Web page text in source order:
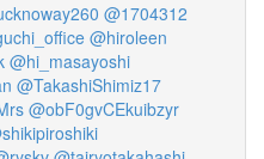
@1704312
@hiroleen
@hi_masayoshi
@TakashiShimiz17
@obF0gvCEkuibzyr